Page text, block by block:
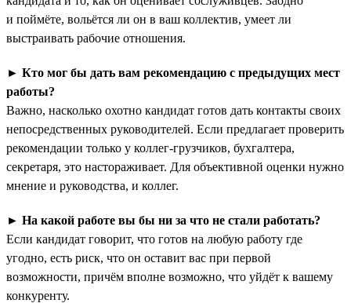
и поймёте, вольётся ли он в ваш коллектив, умеет ли
выстраивать рабочие отношения.
► Кто мог бы дать вам рекомендацию с предыдущих мест
работы?
Важно, насколько охотно кандидат готов дать контакты своих
непосредственных руководителей. Если предлагает проверить
рекомендации только у коллег-грузчиков, бухгалтера,
секретаря, это настораживает. Для объективной оценки нужно
мнение и руководства, и коллег.
► На какой работе вы бы ни за что не стали работать?
Если кандидат говорит, что готов на любую работу где
угодно, есть риск, что он оставит вас при первой
возможности, причём вполне возможно, что уйдёт к вашему
конкуренту.